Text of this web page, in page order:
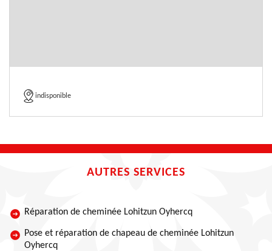
indisponible
AUTRES SERVICES
Réparation de cheminée Lohitzun Oyhercq
Pose et réparation de chapeau de cheminée Lohitzun
Oyhercq